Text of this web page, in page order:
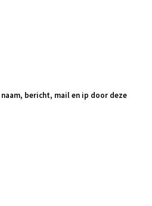
bericht, mail en ip door deze